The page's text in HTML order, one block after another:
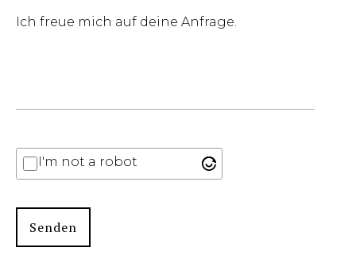
Ich freue mich auf deine Anfrage.
I'm not a robot